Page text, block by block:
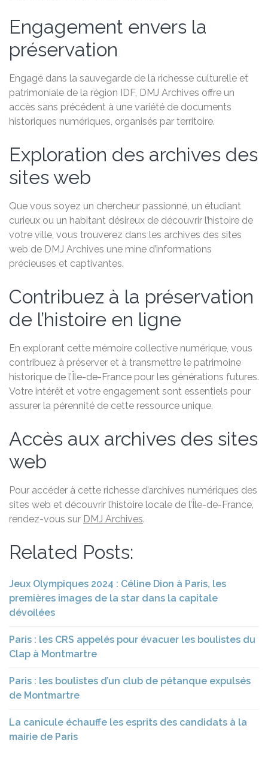
Engagement envers la
préservation
Engagé dans la sauvegarde de la richesse culturelle et
patrimoniale de la région IDF, DMJ Archives offre un
accès sans précédent à une variété de documents
historiques numériques, organisés par territoire.
Exploration des archives des
sites web
Que vous soyez un chercheur passionné, un étudiant
curieux ou un habitant désireux de découvrir l’histoire de
votre ville, vous trouverez dans les archives des sites
web de DMJ Archives une mine d’informations
précieuses et captivantes.
Contribuez à la préservation
de l’histoire en ligne
En explorant cette mémoire collective numérique, vous
contribuez à préserver et à transmettre le patrimoine
historique de l’Île-de-France pour les générations futures.
Votre intérêt et votre engagement sont essentiels pour
assurer la pérennité de cette ressource unique.
Accès aux archives des sites
web
Pour accéder à cette richesse d’archives numériques des
sites web et découvrir l’histoire locale de l’Île-de-France,
rendez-vous sur DMJ Archives.
Related Posts:
Jeux Olympiques 2024 : Céline Dion à Paris, les
premières images de la star dans la capitale
dévoilées
Paris : les CRS appelés pour évacuer les boulistes du
Clap à Montmartre
Paris : les boulistes d’un club de pétanque expulsés
de Montmartre
La canicule échauffe les esprits des candidats à la
mairie de Paris